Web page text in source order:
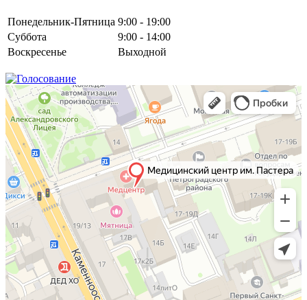
Понедельник-Пятница 9:00 - 19:00
Суббота
9:00 - 14:00
Воскресенье
Выходной